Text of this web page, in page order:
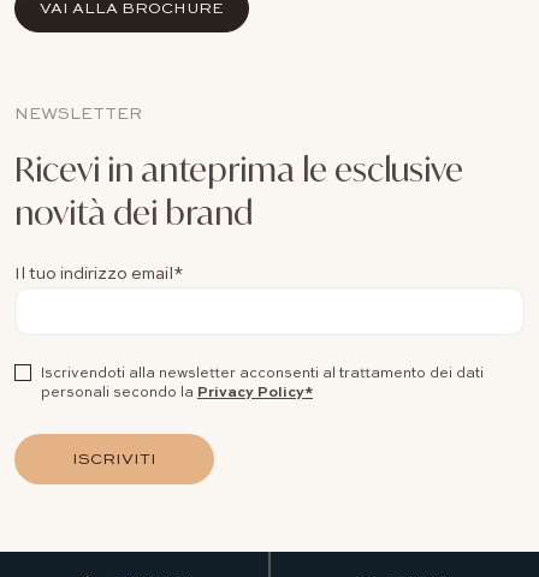
VAI ALLA BROCHURE
NEWSLETTER
Ricevi in anteprima le esclusive
novità dei brand
Il tuo indirizzo email*
Iscrivendoti alla newsletter acconsenti al trattamento dei dati
personali secondo la Privacy Policy*
ISCRIVITI